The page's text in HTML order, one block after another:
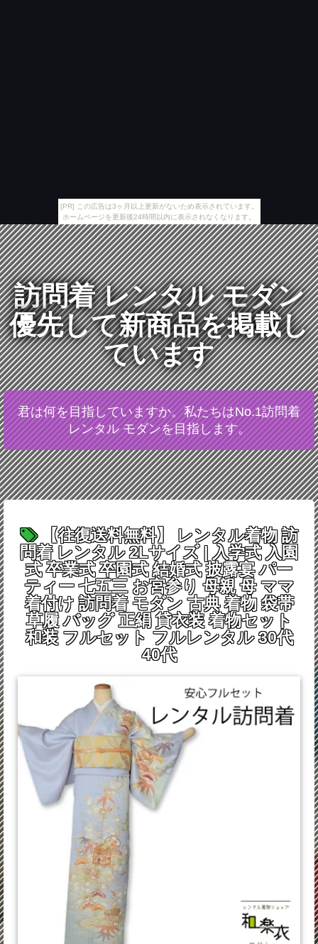
[PR] この広告は3ヶ月以上更新がないため表示されています。
ホームページを更新後24時間以内に表示されなくなります。
訪問着 レンタル モダン
優先して新商品を掲載し
ています
君は何を目指していますか。私たちはNo.1訪問着
レンタル モダンを目指します。
【往復送料無料】 レンタル着物 訪
問着 レンタル 2Lサイズ | 入学式 入園
式 卒業式 卒園式 結婚式 披露宴 パー
ティー 七五三 お宮参り 母親 母 ママ
着付け 訪問着 モダン 古典 着物 袋帯
草履 バッグ 正絹 貸衣装 着物セット
和装 フルセット フルレンタル 30代
40代